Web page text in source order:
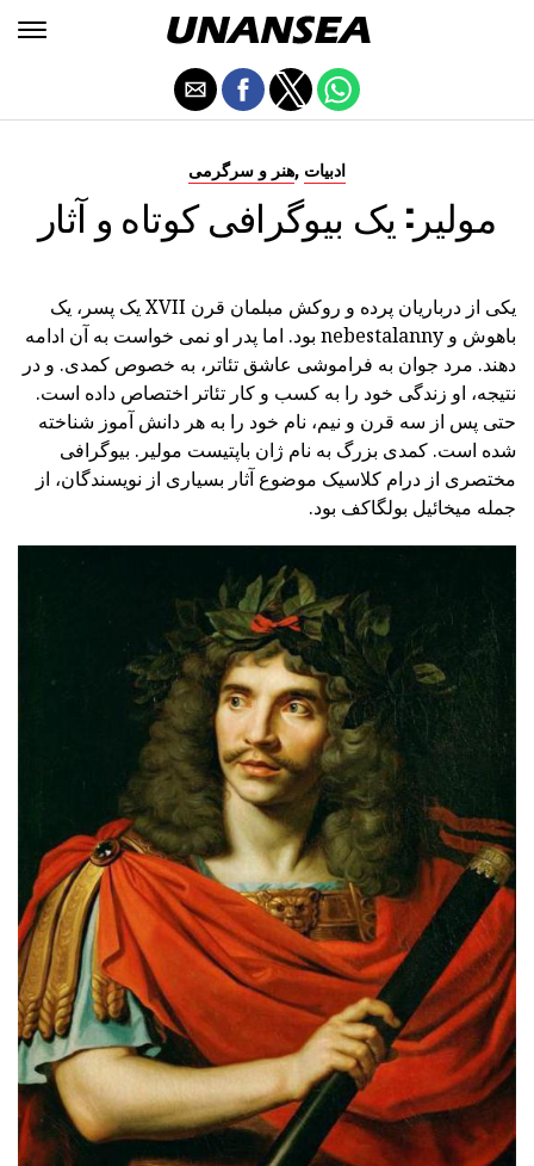
هنر و سرگرمی, ادبیات
مولیر: یک بیوگرافی کوتاه و آثار
یکی از درباریان پرده و روکش مبلمان قرن XVII یک پسر، یک
باهوش و nebestalanny بود. اما پدر او نمی خواست به آن ادامه
دهند. مرد جوان به فراموشی عاشق تئاتر، به خصوص کمدی. و در
نتیجه، او زندگی خود را به کسب و کار تئاتر اختصاص داده است.
حتی پس از سه قرن و نیم، نام خود را به هر دانش آموز شناخته
شده است. کمدی بزرگ به نام ژان باپتیست مولیر. بیوگرافی
مختصری از درام کلاسیک موضوع آثار بسیاری از نویسندگان، از
جمله میخائیل بولگاکف بود.